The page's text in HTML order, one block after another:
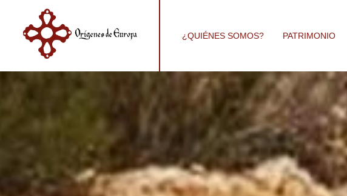
¿QUIÉNES SOMOS? PATRIMONIO